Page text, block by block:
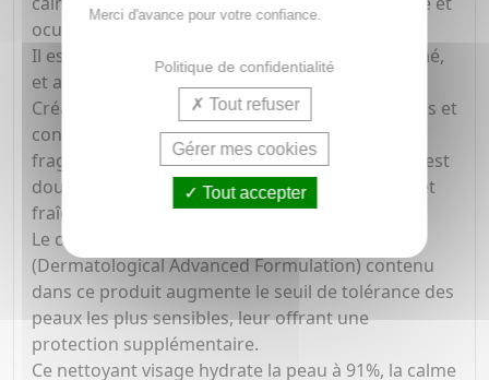
oculaire.
Il est non comédogène, sans savon, non parfumé,
et a un pH physiologique.
Créaline Gel Moussant est adapté à tous les âges et
convient parfaitement aux peaux sensibles et
fragiles. Sa texture onctueuse de gel moussant est
douce et facile à rincer, laissant la peau propre et
fraîche.
Le complexe dermo-breveté D. A. F.™
(Dermatological Advanced Formulation) contenu
dans ce produit augmente le seuil de tolérance des
peaux les plus sensibles, leur offrant une
protection supplémentaire.
Ce nettoyant visage hydrate la peau à 91%, la calme
Merci d'avance pour votre confiance.
Politique de confidentialité
Tout refuser
Gérer mes cookies
Tout accepter